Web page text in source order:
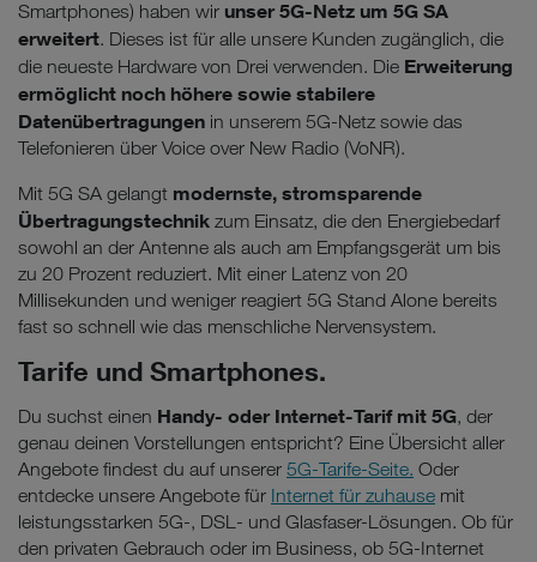
Smartphones) haben wir unser 5G-Netz um 5G SA
erweitert. Dieses ist für alle unsere Kunden zugänglich, die
die neueste Hardware von Drei verwenden. Die Erweiterung
ermöglicht noch höhere sowie stabilere
Datenübertragungen in unserem 5G-Netz sowie das
Telefonieren über Voice over New Radio (VoNR).
Mit 5G SA gelangt modernste, stromsparende
Übertragungstechnik zum Einsatz, die den Energiebedarf
sowohl an der Antenne als auch am Empfangsgerät um bis
zu 20 Prozent reduziert. Mit einer Latenz von 20
Millisekunden und weniger reagiert 5G Stand Alone bereits
fast so schnell wie das menschliche Nervensystem.
Tarife und Smartphones.
Du suchst einen Handy- oder Internet-Tarif mit 5G, der
genau deinen Vorstellungen entspricht? Eine Übersicht aller
Angebote findest du auf unserer 5G-Tarife-Seite. Oder
entdecke unsere Angebote für Internet für zuhause mit
leistungsstarken 5G-, DSL- und Glasfaser-Lösungen. Ob für
den privaten Gebrauch oder im Business, ob 5G-Internet